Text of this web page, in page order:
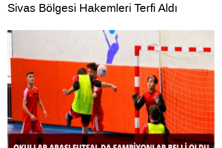
Sivas Bölgesi Hakemleri Terfi Aldı